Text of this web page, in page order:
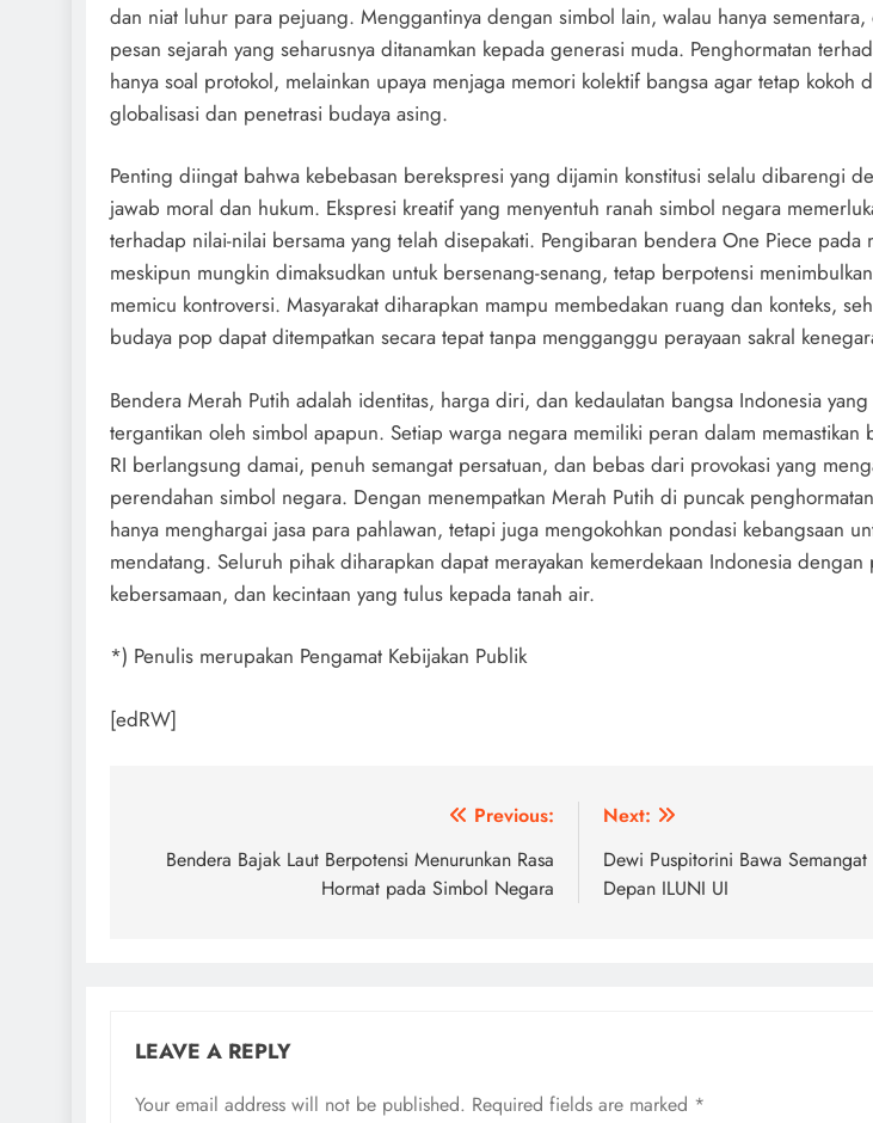
dan niat luhur para pejuang. Menggantinya dengan simbol lain, walau hanya
pesan sejarah yang seharusnya ditanamkan kepada generasi muda. Penghormatan
hanya soal protokol, melainkan upaya menjaga memori kolektif bangsa agar tetap kokoh
globalisasi dan penetrasi budaya asing.
Penting diingat bahwa kebebasan berekspresi yang dijamin konstitusi selalu dibarengi
jawab moral dan hukum. Ekspresi kreatif yang menyentuh ranah simbol negara
terhadap nilai-nilai bersama yang telah disepakati. Pengibaran bendera One Piece pada
meskipun mungkin dimaksudkan untuk bersenang-senang, tetap berpotensi
memicu kontroversi. Masyarakat diharapkan mampu membedakan ruang dan konteks,
budaya pop dapat ditempatkan secara tepat tanpa mengganggu perayaan sakral
Bendera Merah Putih adalah identitas, harga diri, dan kedaulatan bangsa Indonesia
tergantikan oleh simbol apapun. Setiap warga negara memiliki peran dalam memastikan
RI berlangsung damai, penuh semangat persatuan, dan bebas dari provokasi yang
perendahan simbol negara. Dengan menempatkan Merah Putih di puncak
hanya menghargai jasa para pahlawan, tetapi juga mengokohkan pondasi kebangsaan
mendatang. Seluruh pihak diharapkan dapat merayakan kemerdekaan Indonesia dengan
kebersamaan, dan kecintaan yang tulus kepada tanah air.
*) Penulis merupakan Pengamat Kebijakan Publik
[edRW]
navigation
Previous:
Bendera Bajak Laut Berpotensi Menurunkan Rasa
Hormat pada Simbol Negara
Next:
Dewi Puspitorini Bawa Semangat
Depan ILUNI UI
LEAVE A REPLY
Your email address will not be published. Required fields are marked *